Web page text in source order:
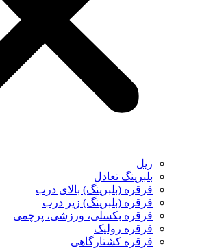
ریل
بلبرینگ تعادل
قرقره (بلبرینگ) بالای درب
قرقره (بلبرینگ) زیر درب
قرقره بکسلی، ورزشی، پرچمی
قرقره رولیک
قرقره کشتارگاهی